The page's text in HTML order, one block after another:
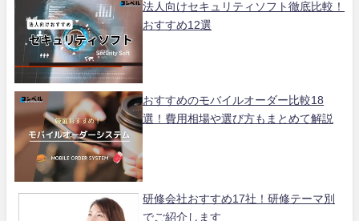
法人向けセキュリティソフト徹底比較！
おすすめ12選
おすすめのモバイルオーダー比較18
選！費用相場や選び方もまとめて解説
研修会社おすすめ17社！研修テーマ別
でご紹介します